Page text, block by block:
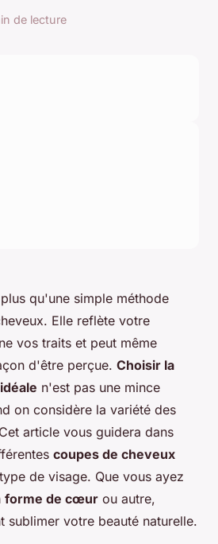
de lecture
qu'une simple méthode
Elle reflète votre
vos traits et peut même
d'être perçue. Choisir la
n'est pas une mince
on considère la variété des
article vous guidera dans
coupes de cheveux
de visage. Que vous ayez
forme de cœur ou autre,
sublimer votre beauté naturelle.